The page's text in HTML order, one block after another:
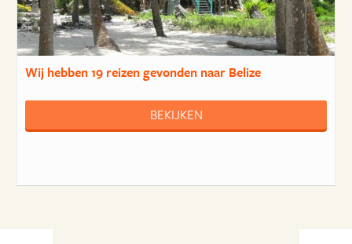
Wij hebben19 reizengevonden naar Belize
BEKIJKEN